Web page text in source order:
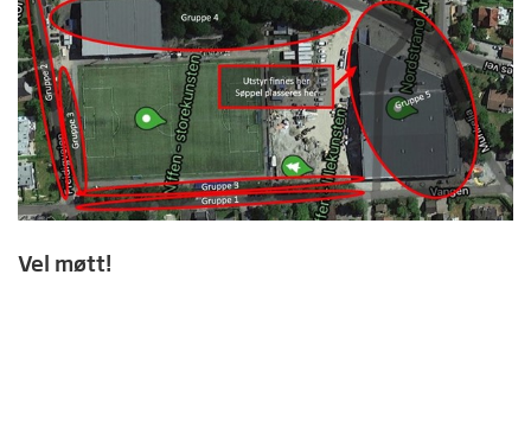
Vel møtt!